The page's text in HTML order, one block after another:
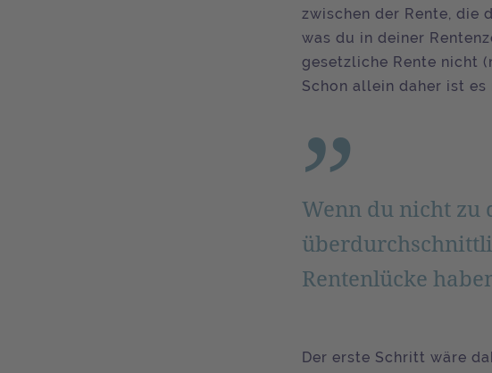
zwischen der Rente, die
was du in deiner
gesetzliche Rente nicht
Schon allein daher ist
Wenn du nicht zu
Rentenlücke
Der erste Schritt wäre